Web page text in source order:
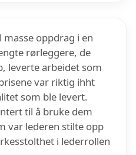
oppdrag i en
rørleggere, de
leverte arbeidet som
var riktig ihht
som ble levert.
til å bruke dem
var lederen stilte opp
i lederrollen